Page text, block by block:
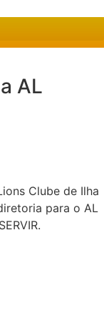
AL
Clube de Ilha
para o AL